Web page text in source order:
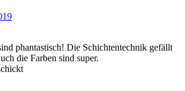
phantastisch! Die Schichtentechnik gefällt
die Farben sind super.